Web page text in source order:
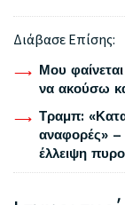
Διάβασε Επίσης:
Μου
να ακούσω
Τραμπ:
αναφορές» –
έλλειψη